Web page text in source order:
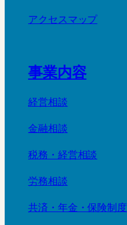
アクセスマップ
事業内容
経営相談
金融相談
税務・経営相談
労務相談
共済・年金・保険制度